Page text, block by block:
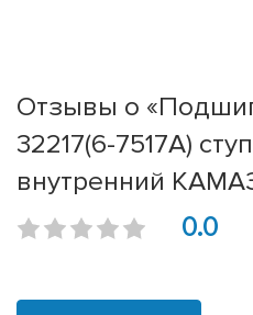
Отзывы о
32217(6-7517A)
внутренний
0.0